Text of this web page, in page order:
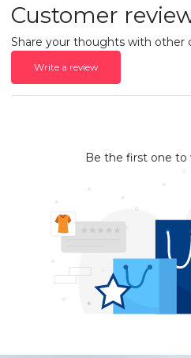
Customer
Share your thoughts with other
Write a review
Be the first one to